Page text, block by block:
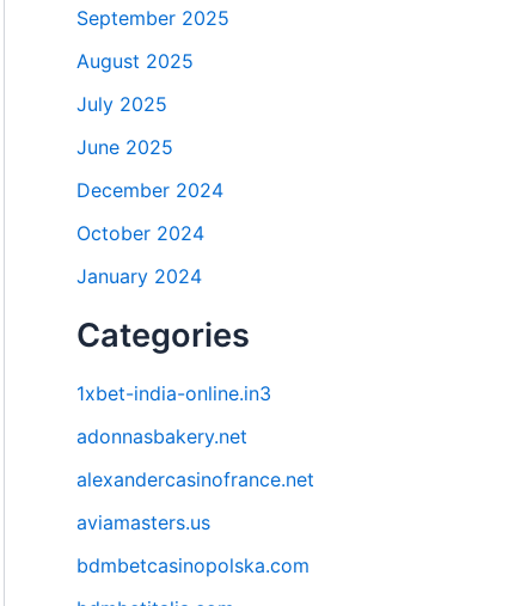
September 2025
August 2025
July 2025
June 2025
December 2024
October 2024
January 2024
Categories
1xbet-india-online.in3
adonnasbakery.net
alexandercasinofrance.net
aviamasters.us
bdmbetcasinopolska.com